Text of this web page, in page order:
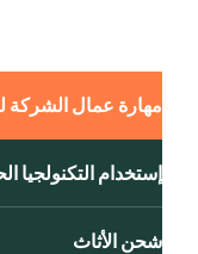
مهارة عمال الشركة
إستخدام التكنولجيا
شحن الأثاث